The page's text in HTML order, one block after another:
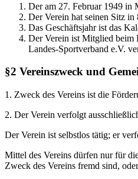
Der am 27. Februar 1949 in
Der Verein hat seinen Sitz
Das Geschäftsjahr ist das
Der Verein ist Mitglied beim
Landes-Sportverband e.V.
§2 Vereinszweck und
1. Zweck des Vereins ist die
2. Der Verein verfolgt
Der Verein ist selbstlos tätig; er
Mittel des Vereins dürfen nur für
Zweck des Vereins fremd sind,